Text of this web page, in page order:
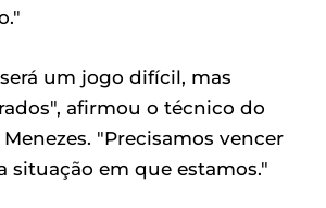
um jogo difícil, mas
afirmou o técnico do
"Precisamos vencer
situação em que estamos."